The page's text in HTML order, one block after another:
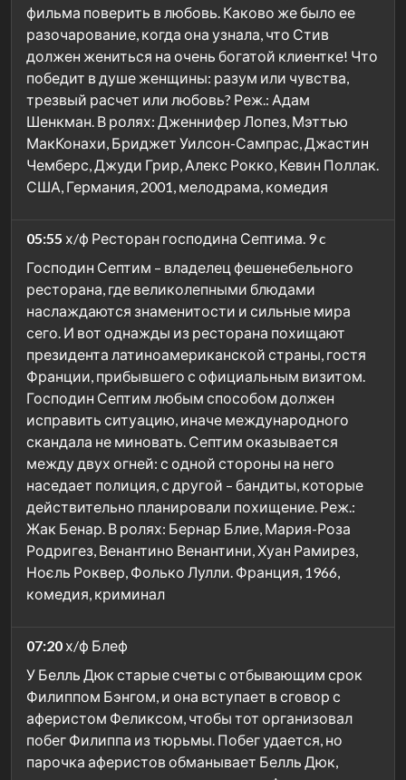
фильма поверить в любовь. Каково же было ее
разочарование, когда она узнала, что Стив
должен жениться на очень богатой клиентке! Что
победит в душе женщины: разум или чувства,
трезвый расчет или любовь? Реж.: Адам
Шенкман. В ролях: Дженнифер Лопез, Мэттью
МакКонахи, Бриджет Уилсон-Сампрас, Джастин
Чемберс, Джуди Грир, Алекс Рокко, Кевин Поллак.
США, Германия, 2001, мелодрама, комедия
05:55 х/ф Ресторан господина Септима. 9 c
Господин Септим – владелец фешенебельного
ресторана, где великолепными блюдами
наслаждаются знаменитости и сильные мира
сего. И вот однажды из ресторана похищают
президента латиноамериканской страны, гостя
Франции, прибывшего с официальным визитом.
Господин Септим любым способом должен
исправить ситуацию, иначе международного
скандала не миновать. Септим оказывается
между двух огней: с одной стороны на него
наседает полиция, с другой – бандиты, которые
действительно планировали похищение. Реж.:
Жак Бенар. В ролях: Бернар Блие, Мария-Роза
Родригез, Венантино Венантини, Хуан Рамирез,
Ноєль Роквер, Фолько Лулли. Франция, 1966,
комедия, криминал
07:20 х/ф Блеф
У Белль Дюк старые счеты с отбывающим срок
Филиппом Бэнгом, и она вступает в сговор с
аферистом Феликсом, чтобы тот организовал
побег Филиппа из тюрьмы. Побег удается, но
парочка аферистов обманывает Белль Дюк,